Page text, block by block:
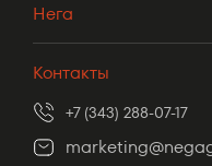
Нега
Контакты
+7 (343) 288-07-17